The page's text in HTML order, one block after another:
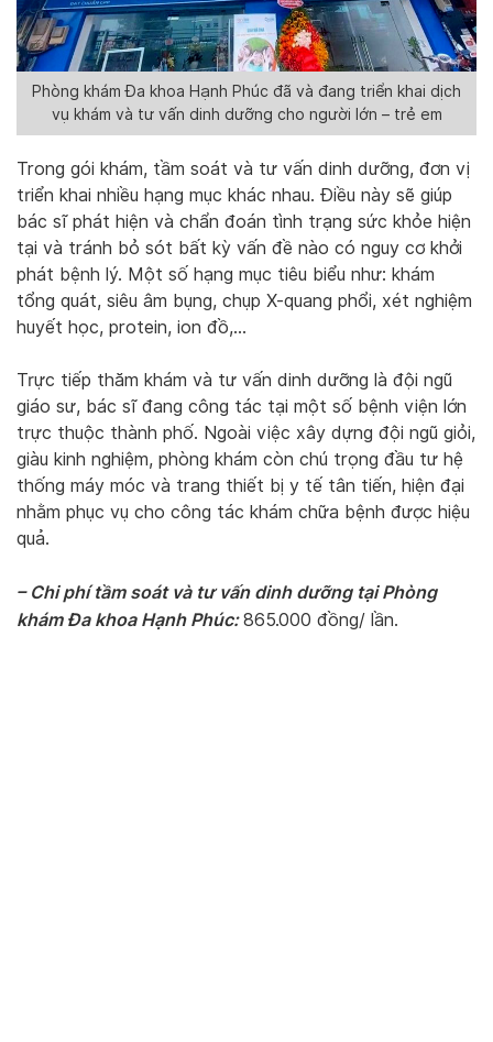
Phòng khám Đa khoa Hạnh Phúc đã và đang triển khai dịch
vụ khám và tư vấn dinh dưỡng cho người lớn – trẻ em
Trong gói khám, tầm soát và tư vấn dinh dưỡng, đơn vị
triển khai nhiều hạng mục khác nhau. Điều này sẽ giúp
bác sĩ phát hiện và chẩn đoán tình trạng sức khỏe hiện
tại và tránh bỏ sót bất kỳ vấn đề nào có nguy cơ khởi
phát bệnh lý. Một số hạng mục tiêu biểu như: khám
tổng quát, siêu âm bụng, chụp X-quang phổi, xét nghiệm
huyết học, protein, ion đồ,…
Trực tiếp thăm khám và tư vấn dinh dưỡng là đội ngũ
giáo sư, bác sĩ đang công tác tại một số bệnh viện lớn
trực thuộc thành phố. Ngoài việc xây dựng đội ngũ giỏi,
giàu kinh nghiệm, phòng khám còn chú trọng đầu tư hệ
thống máy móc và trang thiết bị y tế tân tiến, hiện đại
nhằm phục vụ cho công tác khám chữa bệnh được hiệu
quả.
– Chi phí tầm soát và tư vấn dinh dưỡng tại Phòng
khám Đa khoa Hạnh Phúc:865.000 đồng/ lần.